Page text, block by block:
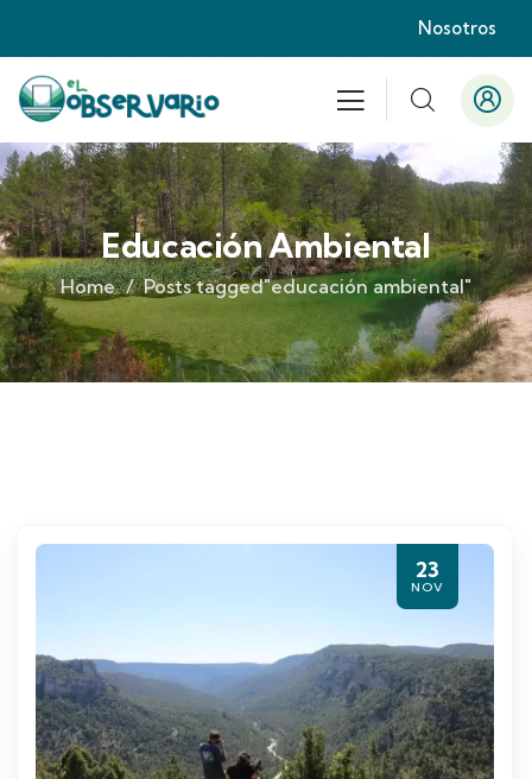
Nosotros
Educación Ambiental
Home Posts tagged"educación ambiental"
23
NOV